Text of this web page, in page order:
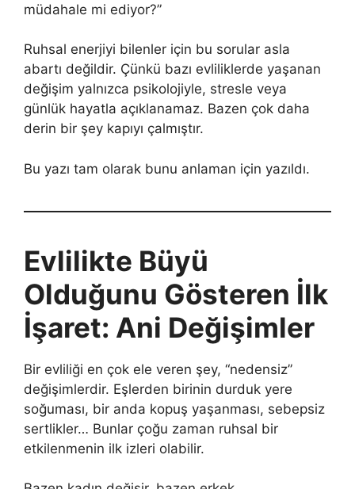
müdahale mi ediyor?”
Ruhsal enerjiyi bilenler için bu sorular asla
abartı değildir. Çünkü bazı evliliklerde yaşanan
değişim yalnızca psikolojiyle, stresle veya
günlük hayatla açıklanamaz. Bazen çok daha
derin bir şey kapıyı çalmıştır.
Bu yazı tam olarak bunu anlaman için yazıldı.
Evlilikte Büyü
Olduğunu Gösteren İlk
İşaret: Ani Değişimler
Bir evliliği en çok ele veren şey, “nedensiz”
değişimlerdir. Eşlerden birinin durduk yere
soğuması, bir anda kopuş yaşanması, sebepsiz
sertlikler… Bunlar çoğu zaman ruhsal bir
etkilenmenin ilk izleri olabilir.